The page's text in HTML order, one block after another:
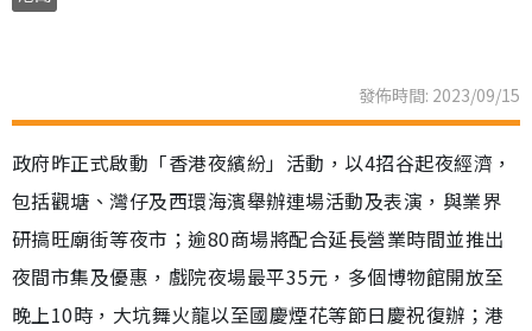
發佈時間: 2023/09/15
政府昨正式啟動「香港夜繽紛」活動，以4招谷起夜經濟，
包括觀塘、灣仔及西環海濱舉辦連場活動及表演，與業界
研搞旺廟街等夜市；逾80商場將配合延長營業時間並推出
夜間市集及優惠，戲院夜場最平35元，多個博物館開放至
晚上10時，大坑舞火龍以至國慶煙花等節日慶祝復辦；港